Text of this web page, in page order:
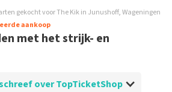
gekocht voor The Kik in Junushoff, Wageningen
aankoop
met het strijk- en
over TopTicketShop